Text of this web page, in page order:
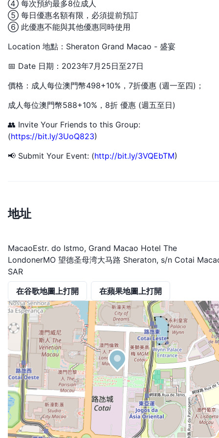
④ 每次預約最多8位成人
⑤ 每日優惠名額有限，必須提前預訂
⑥ 此優惠不能與其他優惠同時使用
Location 地點：Sheraton Grand Macao - 盛宴
📅 Date 日期：2023年7月25日至27日
價格：成人每位澳門幣498+10%，7折優惠 (週一至四)；
成人每位澳門幣588+10%，8折 優惠 (週五至日)
👥 Invite Your Friends to this Group:
(https://bit.ly/3UoQ823)
📢 Submit Your Event: (http://bit.ly/3VQEbTM)
地址
MacaoEstr. do Istmo, Grand Macao Hotel The
LondonerMO 望德圣母湾大马路 Sheraton, s/n Cotai
SAR
在谷歌地圖上打開 在蘋果地圖上打開